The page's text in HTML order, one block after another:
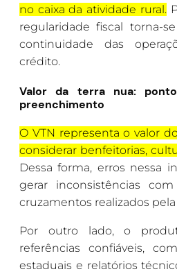
no caixa da atividade rural.
regularidade fiscal torna-
continuidade das
crédito.
Valor da terra nua:
preenchimento
O VTN representa o valor
considerar benfeitorias,
Dessa forma, erros nessa
gerar inconsistências
cruzamentos realizados
Por outro lado, o
referências confiáveis,
estaduais e relatórios